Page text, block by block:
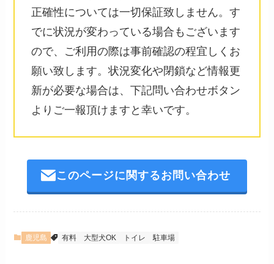
正確性については一切保証致しません。す
でに状況が変わっている場合もございます
ので、ご利用の際は事前確認の程宜しくお
願い致します。状況変化や閉鎖など情報更
新が必要な場合は、下記問い合わせボタン
よりご一報頂けますと幸いです。
このページに関するお問い合わせ
鹿児島 有料 大型犬OK トイレ 駐車場